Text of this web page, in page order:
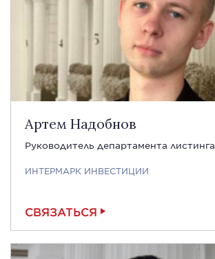
Артем Надобнов
Руководитель департамента листинга
ИНТЕРМАРК ИНВЕСТИЦИИ
СВЯЗАТЬСЯ